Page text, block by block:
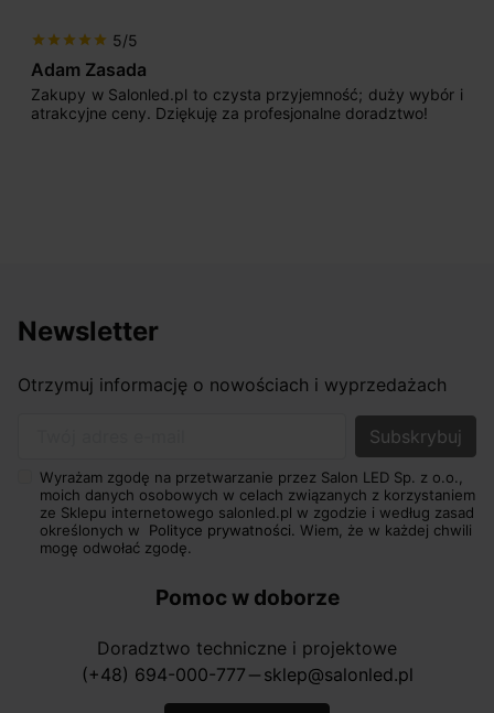
star star star star star 5/5
Adam Zasada
Zakupy w Salonled.pl to czysta przyjemność; duży wybór i
atrakcyjne ceny. Dziękuję za profesjonalne doradztwo!
Newsletter
Otrzymuj informację o nowościach i wyprzedażach
Wyrażam zgodę na przetwarzanie przez Salon LED Sp. z o.o.,
moich danych osobowych w celach związanych z korzystaniem
ze Sklepu internetowego salonled.pl w zgodzie i według zasad
określonych w Polityce prywatności. Wiem, że w każdej chwili
mogę odwołać zgodę.
Pomoc w doborze
Doradztwo techniczne i projektowe
(+48) 694-000-777 horizontal_rule sklep@salonled.pl